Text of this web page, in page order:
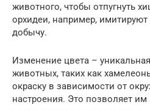
животного, чтобы отпугнуть
орхидеи, например,
добычу.
Изменение цвета –
животных, таких как
окраску в зависимости от
настроения. Это позволяет